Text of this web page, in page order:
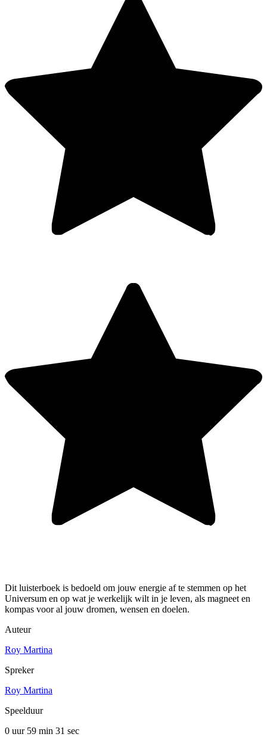
Dit luisterboek is bedoeld om jouw energie af te stemmen op het
Universum en op wat je werkelijk wilt in je leven, als magneet en
kompas voor al jouw dromen, wensen en doelen.
Auteur
Roy Martina
Spreker
Roy Martina
Speelduur
0 uur 59 min 31 sec